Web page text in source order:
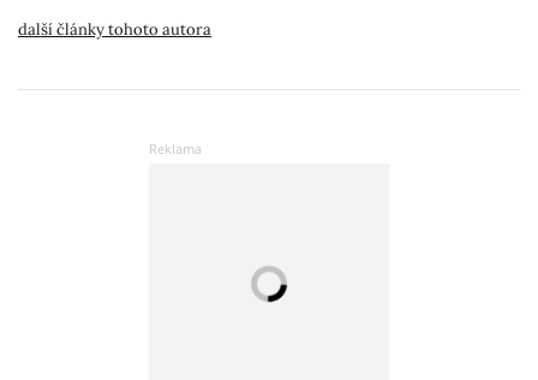
další články tohoto autora